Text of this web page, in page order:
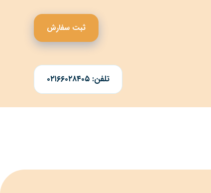
ثبت سفارش
تلفن: ۰۲۱۶۶۰۲۸۴۰۵